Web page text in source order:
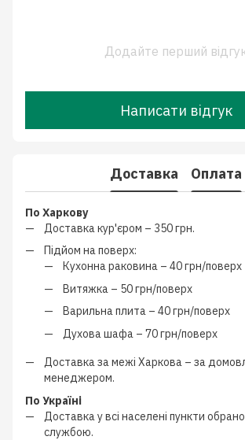
Додайте перший
Написати відгук
Доставка Оплата
По Харкову
Доставка кур'єром – 350 грн.
Підйом на поверх:
Кухонна раковина – 40 грн/поверх
Витяжка – 50 грн/поверх
Варильна плита – 40 грн/поверх
Духова шафа – 70 грн/поверх
Доставка за межі Харкова – за
менеджером.
По Україні
Доставка у всі населені пункти
службою.